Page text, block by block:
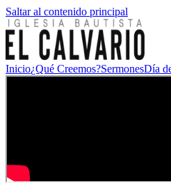
Saltar al contenido principal
Inicio¿Qué Creemos?SermonesDía